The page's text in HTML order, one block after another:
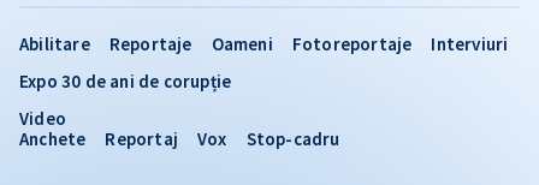
Abilitare Reportaje Oameni Fotoreportaje
Interviuri
Expo 30 de ani de corupție
Video
Anchete
Reportaj Vox Stop-cadru